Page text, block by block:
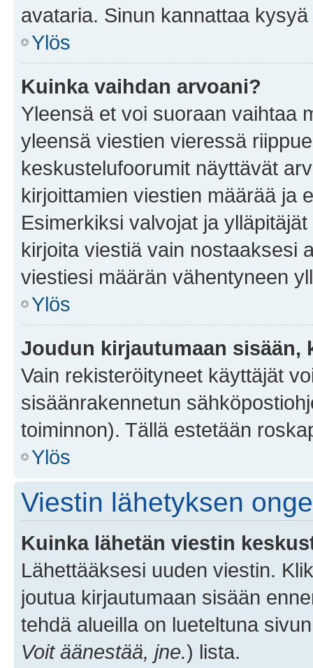
avataria. Sinun kannattaa
Ylös
Kuinka vaihdan arvoani?
Yleensä et voi suoraan vaihtaa
yleensä viestien vieressä
keskustelufoorumit näyttävät
kirjoittamien viestien määrää ja
Esimerkiksi valvojat ja
kirjoita viestiä vain nostaaksesi
viestiesi määrän vähentyneen
Ylös
Joudun kirjautumaan sisään,
Vain rekisteröityneet käyttäjät
sisäänrakennetun
toiminnon). Tällä estetään
Ylös
Viestin lähetyksen
Kuinka lähetän viestin
Lähettääksesi uuden viestin.
joutua kirjautumaan sisään
tehdä alueilla on lueteltuna
Voit äänestää, jne.) lista.